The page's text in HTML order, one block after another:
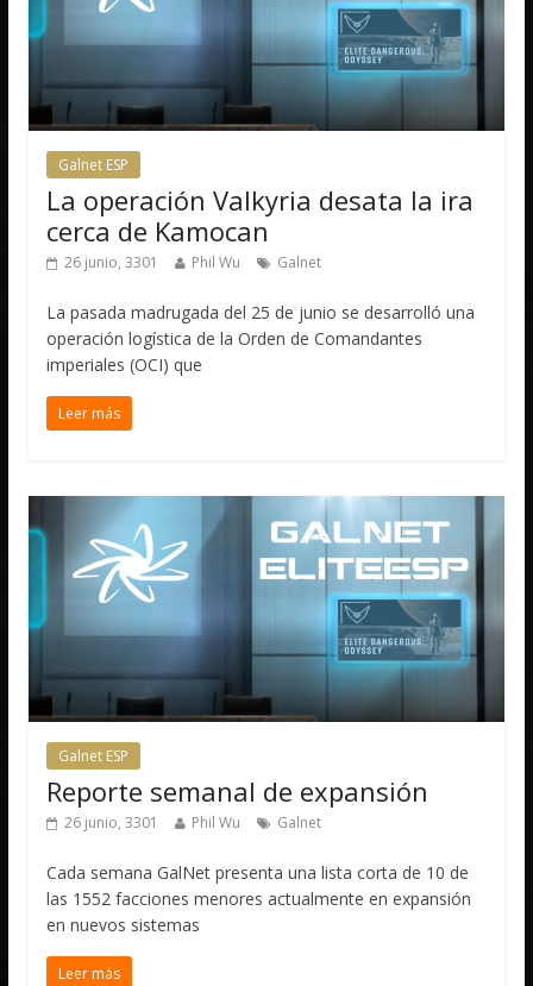
Galnet ESP
La operación Valkyria desata la ira
cerca de Kamocan
26 junio, 3301 Phil Wu Galnet
La pasada madrugada del 25 de junio se desarrolló una
operación logística de la Orden de Comandantes
imperiales (OCI) que
Leer más
Galnet ESP
Reporte semanal de expansión
26 junio, 3301 Phil Wu Galnet
Cada semana GalNet presenta una lista corta de 10 de
las 1552 facciones menores actualmente en expansión
en nuevos sistemas
Leer más